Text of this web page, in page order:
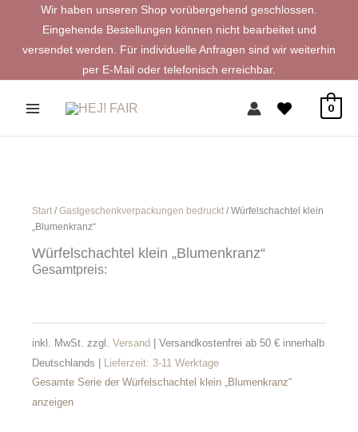
springen
Wir haben unseren Shop vorübergehend geschlossen.
Eingehende Bestellungen können nicht bearbeitet und
versendet werden. Für individuelle Anfragen sind wir weiterhin
per E-Mail oder telefonisch erreichbar.
0
Start /Gastgeschenkverpackungen bedruckt / Würfelschachtel klein
„Blumenkranz“
Würfelschachtel klein „Blumenkranz“
Gesamtpreis:
inkl. MwSt. zzgl. Versand
| Versandkostenfrei ab 50 € innerhalb
Deutschlands |
Lieferzeit: 3-11 Werktage
Gesamte Serie der Würfelschachtel klein „Blumenkranz“
anzeigen